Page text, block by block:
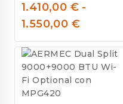
0
out
of
5
1.410,00 € -
1.550,00 €